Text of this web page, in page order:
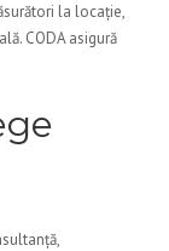
la locație,
CODA asigură